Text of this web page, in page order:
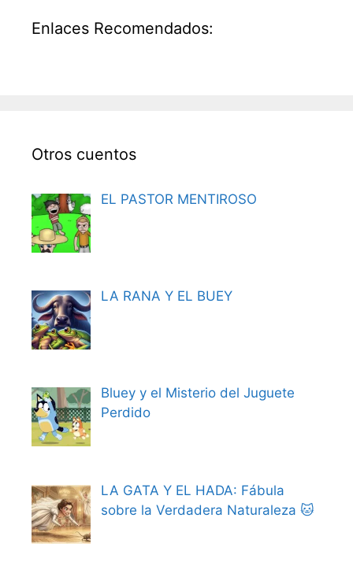
Enlaces Recomendados:
Otros cuentos
EL PASTOR MENTIROSO
LA RANA Y EL BUEY
Bluey y el Misterio del Juguete
Perdido
LA GATA Y EL HADA: Fábula
sobre la Verdadera Naturaleza 🐱